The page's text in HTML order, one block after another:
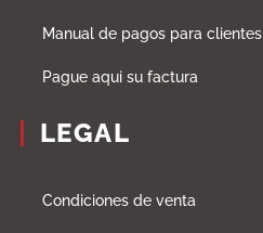
Manual de pagos para clientes
Pague aqui su factura
LEGAL
Condiciones de venta